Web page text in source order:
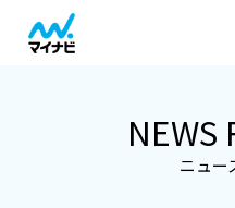
NEWS
ニュー